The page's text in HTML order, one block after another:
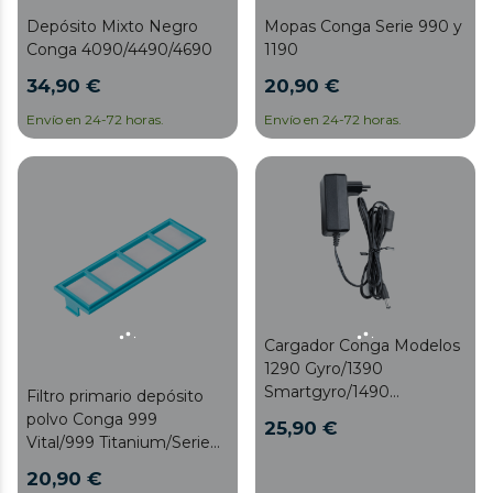
Depósito Mixto Negro
Conga 4090/4490/4690
34,90 €
Envío en 24-72 horas.
Mopas Conga Serie 990 y
1190
20,90 €
Envío en 24-72 horas.
Filtro primario depósito
polvo Conga 999
Vital/999 Titanium/Serie
Connected/1099
20,90 €
Cargador Conga Modelos
1290 Gyro/1390
Smartgyro/1490
25,90 €